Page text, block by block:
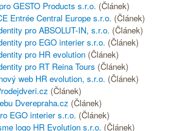
GESTO Products s.r.o. (Článek)
Entrée Central Europe s.r.o. (Článek)
pro ABSOLUT-IN, s.r.o. (Článek)
pro EGO interier s.r.o. (Článek)
pro HR evolution (Článek)
pro RT Reina Tours (Článek)
web HR evolution, s.r.o. (Článek)
(Článek)
Dverepraha.cz (Článek)
EGO interier s.r.o. (Článek)
logo HR Evolution s.r.o. (Článek)